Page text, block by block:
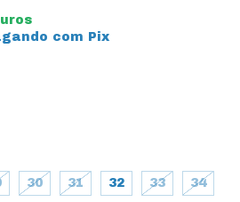
com Pix
30 31 32 33 34